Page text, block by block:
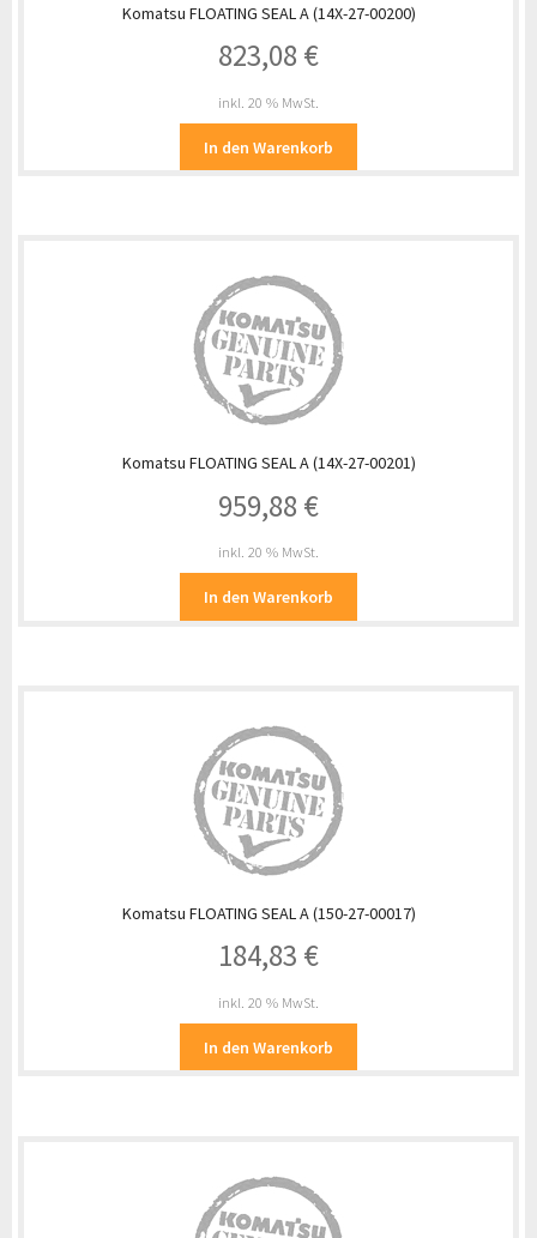
Komatsu FLOATING SEAL A (14X-27-00200)
823,08 €
inkl. 20 % MwSt.
In den Warenkorb
Komatsu FLOATING SEAL A (14X-27-00201)
959,88 €
inkl. 20 % MwSt.
In den Warenkorb
Komatsu FLOATING SEAL A (150-27-00017)
184,83 €
inkl. 20 % MwSt.
In den Warenkorb